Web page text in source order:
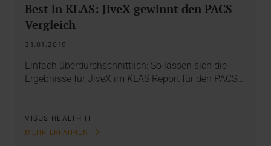
Best in KLAS: JiveX gewinnt den PACS
Vergleich
31.01.2019
Einfach überdurchschnittlich: So lassen sich die
Ergebnisse für JiveX im KLAS Report für den PACS…
VISUS HEALTH IT
MEHR ERFAHREN